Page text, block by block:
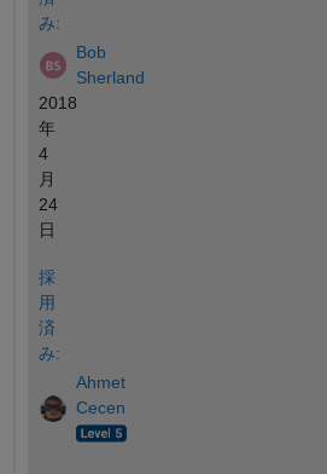
み:
Bob
Sherland
2018
年
4
月
24
日
採
用
済
み:
Ahmet
Cecen